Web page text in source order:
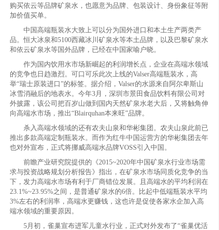
购买依云等品牌矿泉水，也愿意为品牌、包装设计、身份象征等附
加价值买单。
中国高端瓶装水大致上可以分为国外进口和本土生产两类产
品。恒大冰泉和5100西藏冰川矿泉水等本土品牌，以及巴黎矿泉水
和依云矿泉水等国外品牌，已经在中国家喻户晓。
作为国内饮用水市场新崛起的利润增长点，企业在高端水领域
的竞争也日趋激烈。可口可乐此次上线的Valser高端瓶装水，高
举“瑞士原装进口”的标签。据介绍，Valser的水源来自阿尔卑斯山
冰雪消融后的地表水。今年3月，深圳市景田食品饮料有限公司对
外披露，该公司把百岁山做到国内天然矿泉水老大后，又将触角伸
向高端水市场，推出“Blairquhan本来旺”品牌。
杀入高端水领域的还有农夫山泉和华彬集团。农夫山泉此前已
推出多款高端定制瓶装水。而作为红牛中国运营方的华彬集团去年
也对外宣布，正式将挪威高端水品牌VOSS引入中国。
前瞻产业研究院提供的《2015~2020年中国矿泉水行业市场需
求与投资战略规划分析报告》指出，在矿泉水市场同质化竞争的当
下，发力高端水市场有利于厂商错位发展。且高端水的平均利润在
23.1%~23.95%之间，是普通矿泉水的6倍。比起中低端瓶装水平均
3%左右的利润率，高端水更赚钱，这也许是促使各家水企加入高
端水领域的重要原因。
5月初，雀巢宣布进军儿童水行业，正式对外发布了“雀巢优活